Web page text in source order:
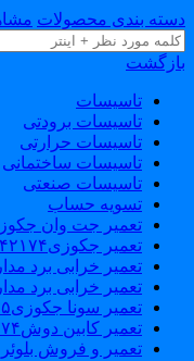
بندی محصولات
تاسیسات
تاسیسات برودتی
تاسیسات حرارتی
تاسیسات ساختمانی
تاسیسات صنعتی
تسویه حساب
تعمیر جت وان جکوزی
تعمیر جکوزی۸۸۰۴۲۱۷۴_فروش وان_جکوزی
تعمیر خرابی برد
تعمیر خرابی برد
تعمیر سونا جکوزی۰۹۱۲۱۵۰۷۸۲۵#| Sauna | Jacuzzi
تعمیر کابین دوش۸۸۰۴۲۱۷۴_فروش کابین دوش
تعمیر و فروش بلوئر